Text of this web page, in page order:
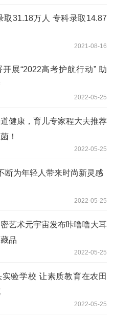
取31.18万人 专科录取14.87
2021-08-16
展“2022高考护航行动” 助
2022-05-25
健康，育儿专家程大夫推荐
！
2022-05-25
断为年轻人带来时尚新灵感
2022-05-25
艺术元宇宙发布咔噜噜大耳
品
2022-05-25
验学校 让素质教育在农田
2022-05-25